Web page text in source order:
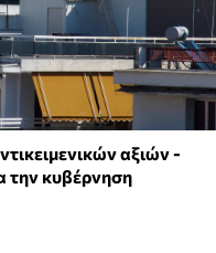
αξιών -
την κυβέρνηση